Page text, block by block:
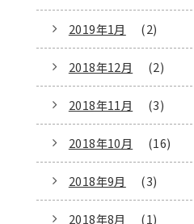
2019年1月 (2)
2018年12月 (2)
2018年11月 (3)
2018年10月 (16)
2018年9月 (3)
2018年8月 (1)